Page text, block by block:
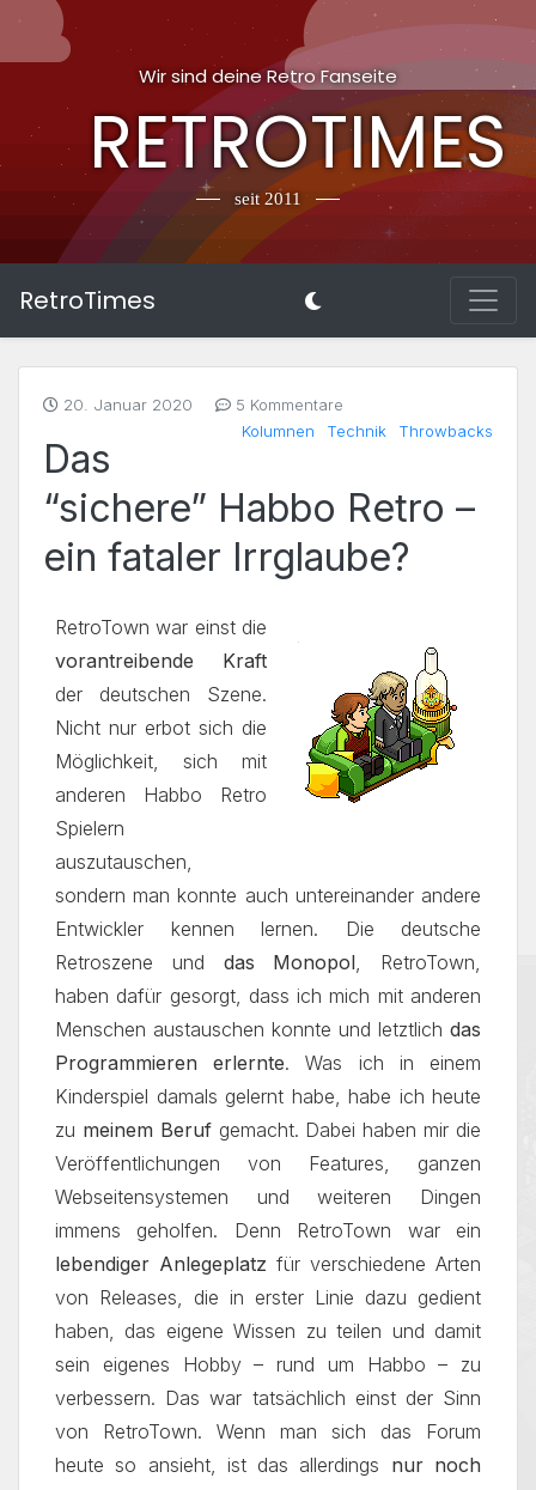
Wir sind deine Retro Fanseite
RETROTIMES
seit 2011
RetroTimes
20. Januar 2020
5 Kommentare
Kolumnen
Technik Throwbacks
Das
“sichere” Habbo Retro –
ein fataler Irrglaube?
RetroTown war einst die
vorantreibende Kraft
der deutschen Szene.
Nicht nur erbot sich die
Möglichkeit, sich mit
anderen Habbo Retro
Spielern
auszutauschen,
sondern man konnte auch untereinander andere
Entwickler kennen lernen. Die deutsche
Retroszene und das Monopol, RetroTown,
haben dafür gesorgt, dass ich mich mit anderen
Menschen austauschen konnte und letztlich das
Programmieren erlernte. Was ich in einem
Kinderspiel damals gelernt habe, habe ich heute
zu meinem Beruf gemacht. Dabei haben mir die
Veröffentlichungen von Features, ganzen
Webseitensystemen und weiteren Dingen
immens geholfen. Denn RetroTown war ein
lebendiger Anlegeplatz für verschiedene Arten
von Releases, die in erster Linie dazu gedient
haben, das eigene Wissen zu teilen und damit
sein eigenes Hobby – rund um Habbo – zu
verbessern. Das war tatsächlich einst der Sinn
von RetroTown. Wenn man sich das Forum
heute so ansieht, ist das allerdings nur noch